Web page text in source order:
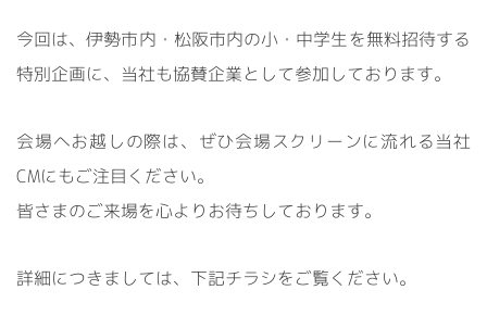
今回は、伊勢市内・松阪市内の小・中学生を無料招待する
特別企画に、当社も協賛企業として参加しております。
会場へお越しの際は、ぜひ会場スクリーンに流れる当社
CMにもご注目ください。
皆さまのご来場を心よりお待ちしております。
詳細につきましては、下記チラシをご覧ください。